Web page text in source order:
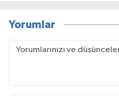
Yorumlar